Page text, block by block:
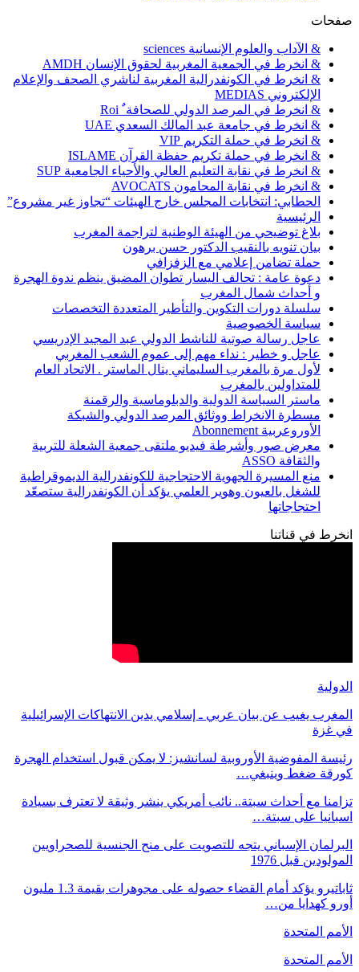
صفحات
& الآداب والعلوم الإنسانية sciences
& انخرط في الجمعية المغربية لحقوق الإنسان AMDH
& انخرط في الكونفدرالية المغربية لناشري الصحف والإعلام
الإلكتروني MEDIAS
& انخرط في المرصد الدولي للصحافة ٌ Roi
& انخرط في جامعة عبد المالك السعدي UAE
& انخرط في حملة التكريم VIP
& انخرط في حملة تكريم حفظة القرآن ISLAME
& انخرط في نقابة التعليم العالي والأحياء الجامعية SUP
& انخرط في نقابة المحامون AVOCATS
الحطابي: انتخابات المجلس خارج الهيئات “تجاوز غير مشروع”
الرئيسية
بلاغ توضيحي من الهيئة الوطنية لتراجمة المغرب
بيان تنويه بالنقيب الدكتور حسن برهون
حملة تضامن إعلامي مع الزفزافي
دعوة عامة : تحالف اليسار تطوان المضيق ينظم ندوة الهجرة
و أحداث شمال المغرب
سلسلة دورات التكوين والتأطير المتعددة التخصصات
سياسة الخصوصية
عاجل رسالة صوتية للناشط الدولي عبد المجيد الإدريسي
عاجل و خطير : نداء مهم إلى عموم الشعب المغربي
لأول مرة بالمغرب السليماني ينال الماستر . الاتحاد العام
للمتداولين بالمغرب
ماستر السياسة الدولية والدبلوماسية والرقمنة
مسطرة الانخراط ووثائق المرصد الدولي والشبكة
الأوروعربية Abonnement
معرض صور وأشرطة فيديو ملتقى جمعية الشعلة للتربية
والثقافة ASSO
منع المسيرة الجهوية الاحتجاجية للكونفدرالية الديموقراطية
للشغل بالعيون وهوير العلمي يؤكد أن الكونفدرالية ستصعّد
احتجاجاتها
انخرط في قناتنا
الدولية
المغرب يغيب عن بيان عربي ـ إسلامي يدين الانتهاكات الإسرائيلية
في غزة
رئيسة المفوضية الأوروبية لسانشيز: لا يمكن قبول استخدام الهجرة
كورقة ضغط وينبغي…
تزامنا مع أحداث سبتة.. نائب أمريكي ينشر وثيقة لا تعترف بسيادة
اسبانيا على سبتة…
البرلمان الإسباني يتجه للتصويت على منح الجنسية للصحراويين
المولودين قبل 1976
ثاباتيرو يؤكد أمام القضاء حصوله على مجوهرات بقيمة 1.3 مليون
أورو كهدايا من…
الأمم المتحدة
الأمم المتحدة